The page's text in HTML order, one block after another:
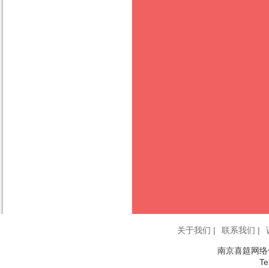
关于我们 | 联系我们 |
南京喜筵网